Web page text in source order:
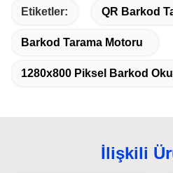
Etiketler: QR Barkod
Barkod Tarama Motoru
1280x800 Piksel Barkod
İlişkili